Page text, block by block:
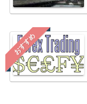
おすすめ